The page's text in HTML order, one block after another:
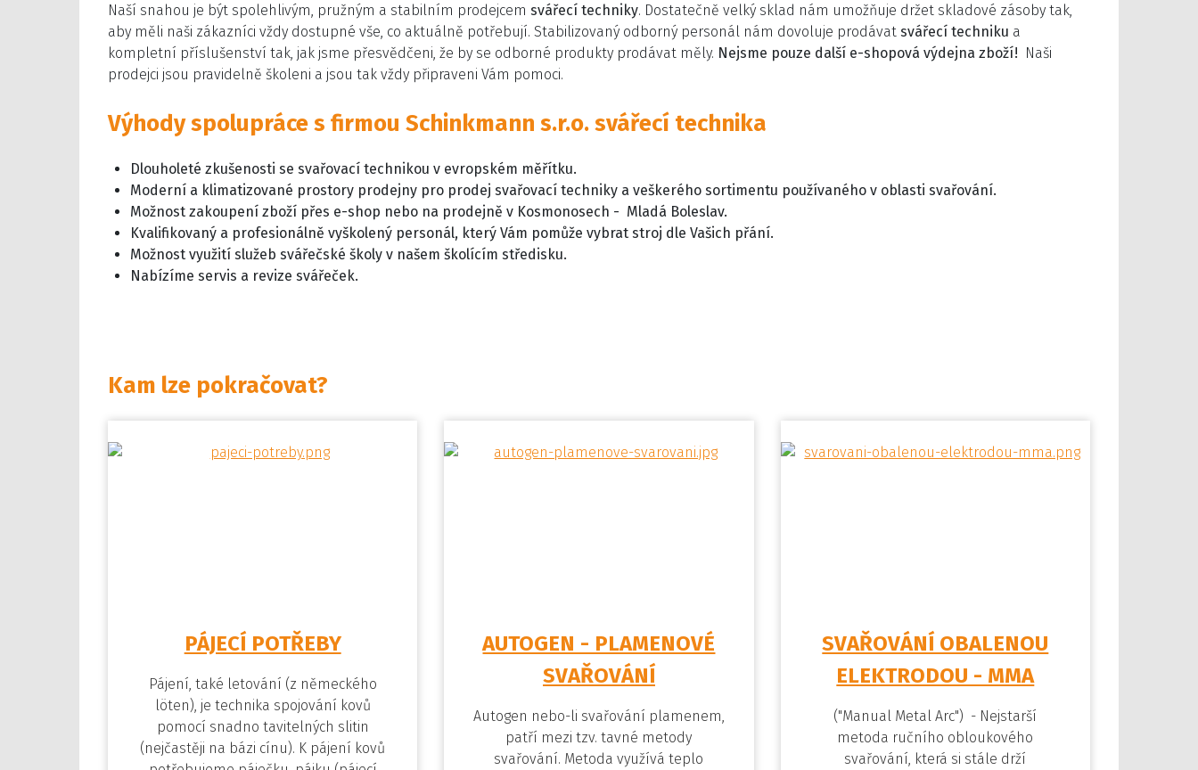
Naší snahou je být spolehlivým, pružným a stabilním prodejcem svářecí techniky. Dostatečně velký sklad nám umožňuje držet skladové zásoby tak,
aby měli naši zákazníci vždy dostupné vše, co aktuálně potřebují. Stabilizovaný odborný personál nám dovoluje prodávat svářecí techniku a
kompletní příslušenství tak, jak jsme přesvědčeni, že by se odborné produkty prodávat měly. Nejsme pouze další e-shopová výdejna zboží! Naši
prodejci jsou pravidelně školeni a jsou tak vždy připraveni Vám pomoci.
Výhody spolupráce s firmou Schinkmann s.r.o. svářecí technika
Dlouholeté zkušenosti se svařovací technikou v evropském měřítku.
Moderní a klimatizované prostory prodejny pro prodej svařovací techniky a veškerého sortimentu používaného v oblasti svařování.
Možnost zakoupení zboží přes e-shop nebo na prodejně v Kosmonosech - Mladá Boleslav.
Kvalifikovaný a profesionálně vyškolený personál, který Vám pomůže vybrat stroj dle Vašich přání.
Možnost využití služeb svářečské školy v našem školícím středisku.
Nabízíme servis a revize svářeček.
Kam lze pokračovat?
PÁJECÍ POTŘEBY
Pájení, také letování (z německého
löten), je technika spojování kovů
pomocí snadno tavitelných slitin
(nejčastěji na bázi cínu). K pájení kovů
AUTOGEN - PLAMENOVÉ
SVAŘOVÁNÍ
Autogen nebo-li svařování plamenem,
patří mezi tzv. tavné metody
svařování. Metoda využívá teplo
SVAŘOVÁNÍ OBALENOU
ELEKTRODOU - MMA
("Manual Metal Arc") - Nejstarší
metoda ručního obloukového
svařování, která si stále drží